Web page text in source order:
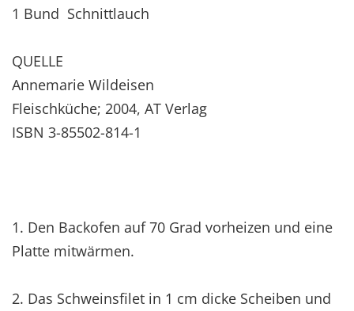
1 Bund Schnittlauch
QUELLE
Annemarie Wildeisen
Fleischküche; 2004, AT Verlag
ISBN 3-85502-814-1
1. Den Backofen auf 70 Grad vorheizen und eine
Platte mitwärmen.
2. Das Schweinsfilet in 1 cm dicke Scheiben und